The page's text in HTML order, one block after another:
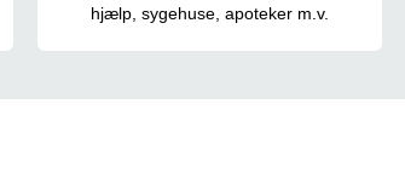
hjælp, sygehuse, apoteker m.v.